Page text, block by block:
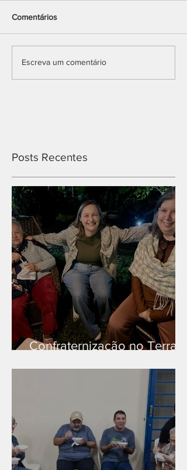
Comentários
Escreva um comentário
Posts Recentes
Confraternização no Terra